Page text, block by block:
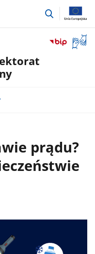
przejdź
okno
prądu?